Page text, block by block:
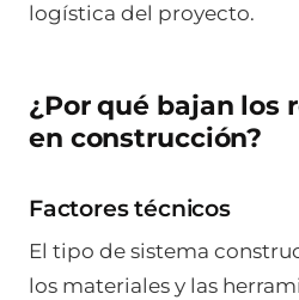
logística del proyecto.
¿Por qué bajan los
en construcción?
Factores técnicos
El tipo de sistema
los materiales y las